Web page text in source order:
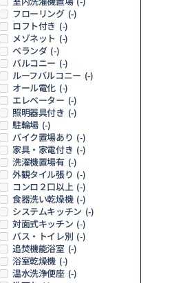
フローリング (-)
ロフト付き (-)
メゾネット (-)
ベランダ (-)
バルコニー (-)
ルーフバルコニー (-)
オール電化 (-)
エレベーター (-)
照明器具付き (-)
駐輪場 (-)
バイク置場あり (-)
家具・家電付き (-)
洗濯機置場有 (-)
外観タイル張り (-)
コンロ２口以上 (-)
食器洗い乾燥機 (-)
システムキッチン (-)
対面式キッチン (-)
バス・トイレ別 (-)
追焚機能浴室 (-)
浴室乾燥機 (-)
温水洗浄便座 (-)